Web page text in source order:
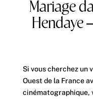
Mariage
Hendaye
Si vous cherchez un
Ouest de la France
cinématographique,